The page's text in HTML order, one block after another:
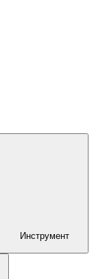
Инструмент